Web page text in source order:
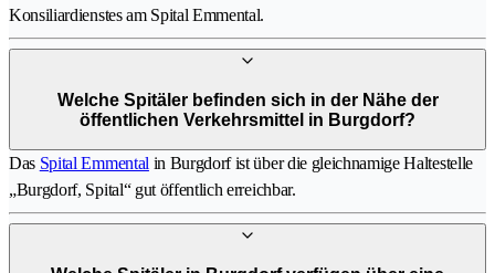
Konsiliardienstes am Spital Emmental.
Welche Spitäler befinden sich in der Nähe der
öffentlichen Verkehrsmittel in Burgdorf?
Das Spital Emmental in Burgdorf ist über die gleichnamige Haltestelle
„Burgdorf, Spital“ gut öffentlich erreichbar.